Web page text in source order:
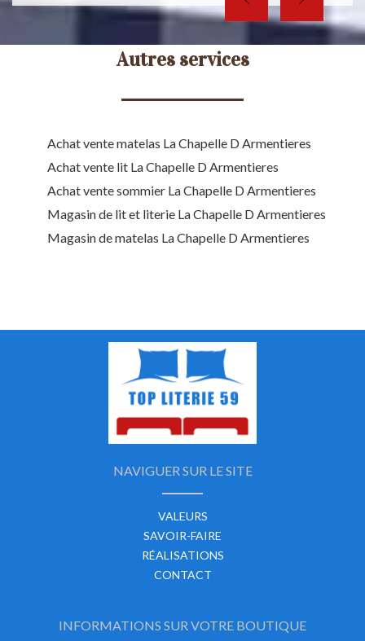
Autres services
Achat vente matelas La Chapelle D Armentieres
Achat vente lit La Chapelle D Armentieres
Achat vente sommier La Chapelle D Armentieres
Magasin de lit et literie La Chapelle D Armentieres
Magasin de matelas La Chapelle D Armentieres
NAVIGUER SUR LE SITE
VALEURS
SAVOIR-FAIRE
RÉALISATIONS
CONTACT
INFORMATIONS SUR VOTRE BOUTIQUE